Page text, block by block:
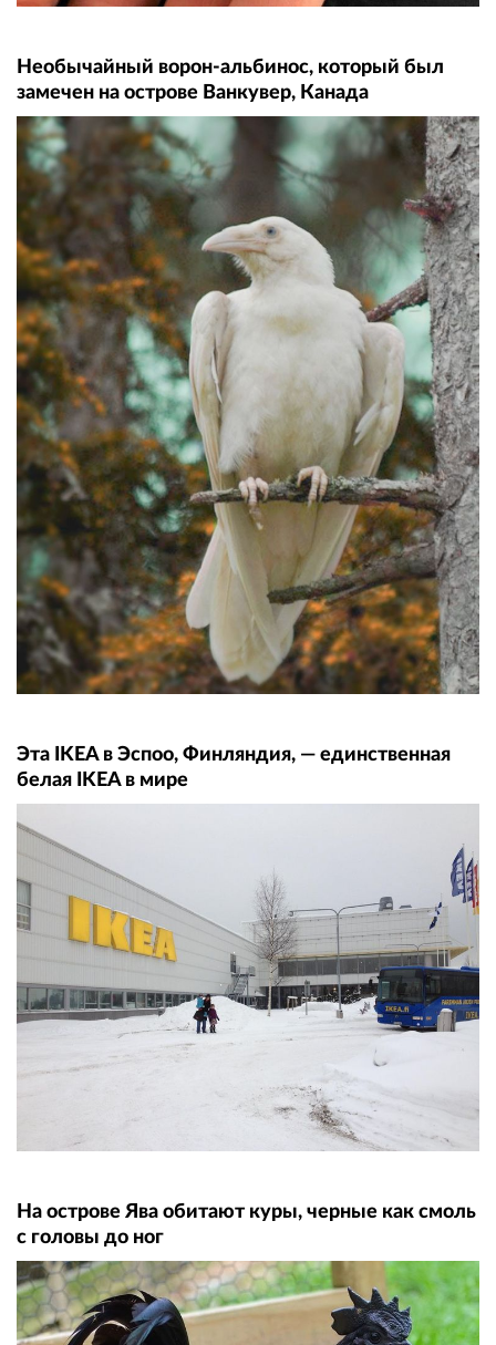
Необычайный ворон-альбинос, который был
замечен на острове Ванкувер, Канада
Эта IKEA в Эспоо, Финляндия, — единственная
белая IKEA в мире
На острове Ява обитают куры, черные как смоль
с головы до ног